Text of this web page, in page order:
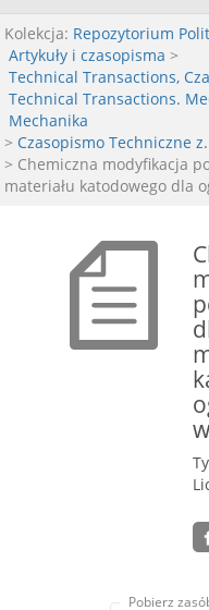
Kolekcja: Repozytorium
Artykuły i czasopisma >
Technical Transactions,
Technical Transactions.
Mechanika
> Czasopismo Techniczne
> Chemiczna modyfikacja
materiału katodowego dla
Pobierz